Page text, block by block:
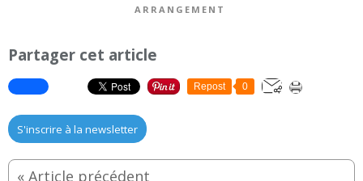
ARRANGEMENT
Partager cet article
Repost 0
S'inscrire à la newsletter